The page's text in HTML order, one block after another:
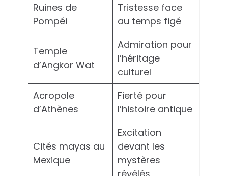
Ruines de
Pompéi
Tristesse face
au temps figé
Temple
d’Angkor Wat
Admiration pour
l’héritage
culturel
Acropole
d’Athènes
Fierté pour
l’histoire antique
Cités mayas au
Mexique
Excitation
devant les
mystères